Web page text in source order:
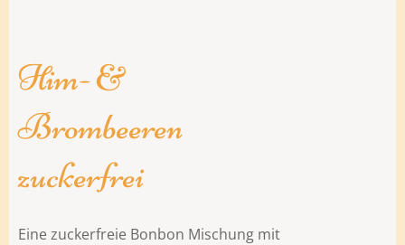
Him- &
Brombeeren
zuckerfrei
Eine zuckerfreie Bonbon Mischung mit